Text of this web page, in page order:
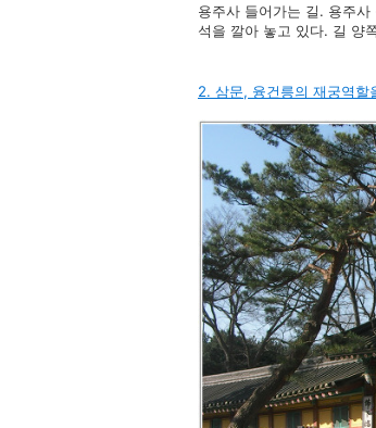
용주사 들어가는 길. 용주사
석을 깔아 놓고 있다. 길 양
2. 삼문, 융건릉의 재궁역할